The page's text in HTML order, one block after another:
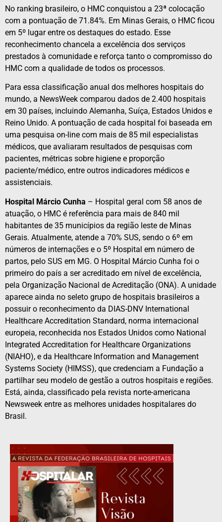
No ranking brasileiro, o HMC conquistou a 23ª colocação
com a pontuação de 71.84%. Em Minas Gerais, o HMC ficou
em 5º lugar entre os destaques do estado. Esse
reconhecimento chancela a excelência dos serviços
prestados à comunidade e reforça tanto o compromisso do
HMC com a qualidade de todos os processos.
Para essa classificação anual dos melhores hospitais do
mundo, a NewsWeek comparou dados de 2.400 hospitais
em 30 países, incluindo Alemanha, Suíça, Estados Unidos e
Reino Unido. A pontuação de cada hospital foi baseada em
uma pesquisa on-line com mais de 85 mil especialistas
médicos, que avaliaram resultados de pesquisas com
pacientes, métricas sobre higiene e proporção
paciente/médico, entre outros indicadores médicos e
assistenciais.
Hospital Márcio Cunha – Hospital geral com 58 anos de
atuação, o HMC é referência para mais de 840 mil
habitantes de 35 municípios da região leste de Minas
Gerais. Atualmente, atende a 70% SUS, sendo o 6º em
números de internações e o 5º Hospital em número de
partos, pelo SUS em MG. O Hospital Márcio Cunha foi o
primeiro do país a ser acreditado em nível de excelência,
pela Organização Nacional de Acreditação (ONA). A unidade
aparece ainda no seleto grupo de hospitais brasileiros a
possuir o reconhecimento da DIAS-DNV International
Healthcare Accreditation Standard, norma internacional
europeia, reconhecida nos Estados Unidos como National
Integrated Accreditation for Healthcare Organizations
(NIAHO), e da Healthcare Information and Management
Systems Society (HIMSS), que credenciam a Fundação a
partilhar seu modelo de gestão a outros hospitais e regiões.
Está, ainda, classificado pela revista norte-americana
Newsweek entre as melhores unidades hospitalares do
Brasil.